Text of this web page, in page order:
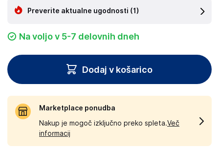
Preverite aktualne ugodnosti (1)
Na voljo v 5-7 delovnih dneh
Dodaj v košarico
Marketplace ponudba
Nakup je mogoč izključno preko spleta.Več
informacij